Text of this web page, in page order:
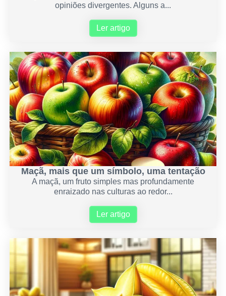
opiniões divergentes. Alguns a...
Ler artigo
Maçã, mais que um símbolo, uma tentação
A maçã, um fruto simples mas profundamente
enraizado nas culturas ao redor...
Ler artigo